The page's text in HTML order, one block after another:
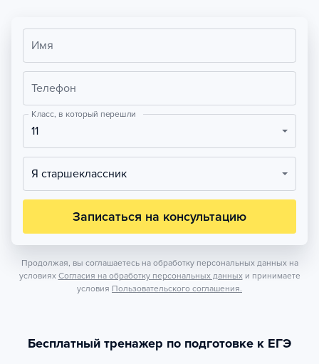
Имя
Телефон
Класс, в который перешли
11
Я старшеклассник
Записаться на консультацию
Продолжая, вы соглашаетесь на обработку персональных данных на
условиях Согласия на обработку персональных данных и принимаете
условия Пользовательского соглашения.
Бесплатный тренажер по подготовке к ЕГЭ